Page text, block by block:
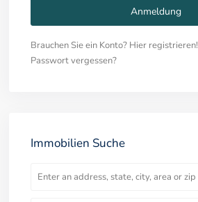
Anmeldung
Brauchen Sie ein Konto? Hier registrieren!
Passwort vergessen?
Immobilien Suche